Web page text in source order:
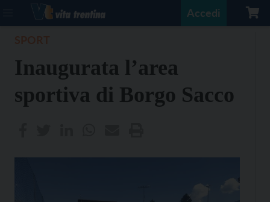
Accedi
Inaugurata l’area
sportiva di Borgo Sacco